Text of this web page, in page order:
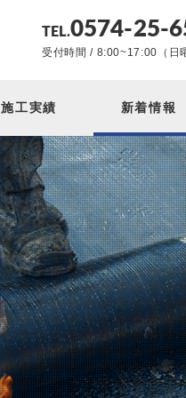
TEL.0574-25-
受付時間 / 8:00~17:00（日
施工実績 新着情報